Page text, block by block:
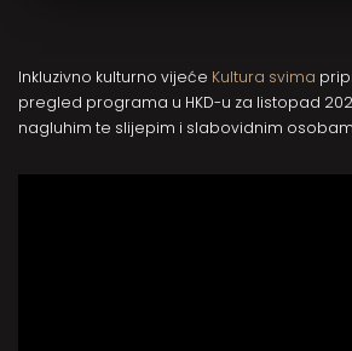
Inkluzivno kulturno vijeće Kultura svima
pregled programa u HKD-u za listopad
nagluhim te slijepim i slabovidnim